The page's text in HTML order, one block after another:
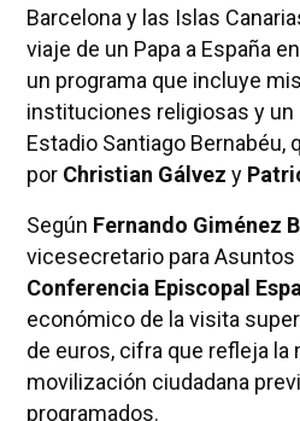
Barcelona y las Islas
viaje de un Papa a España
un programa que incluye
instituciones religiosas y un
Estadio Santiago Bernabéu,
por Christian Gálvez y
Según Fernando Giménez
vicesecretario para
Conferencia Episcopal
económico de la visita
de euros, cifra que refleja la
movilización ciudadana
programados.